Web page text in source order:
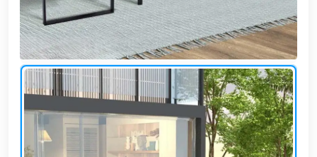
كافيهات
ومطاعم
وفنادق
حواجز
مرورية
خزانات
مياه